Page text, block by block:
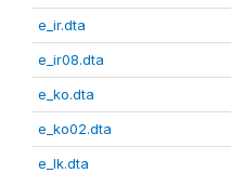
e_ir.dta
e_ir08.dta
e_ko.dta
e_ko02.dta
e_lk.dta